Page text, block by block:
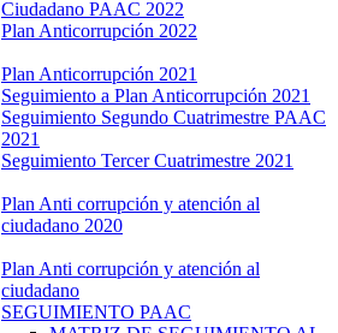
Ciudadano PAAC 2022
Plan Anticorrupción 2022
Plan Anticorrupción 2021
Seguimiento a Plan Anticorrupción 2021
Seguimiento Segundo Cuatrimestre PAAC
2021
Seguimiento Tercer Cuatrimestre 2021
Plan Anti corrupción y atención al
ciudadano 2020
Plan Anti corrupción y atención al
ciudadano
SEGUIMIENTO PAAC